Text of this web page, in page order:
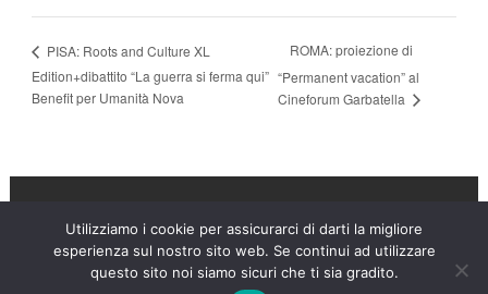
PISA: Roots and Culture XL
Edition+dibattito “La guerra si ferma qui”
Benefit per Umanità Nova
ROMA: proiezione di
“Permanent vacation” al
Cineforum Garbatella
Umanità Nova © 2026
Settimanale anarchico fondato nel 1920 da Errico Malatesta
Utilizziamo i cookie per assicurarci di darti la migliore
esperienza sul nostro sito web. Se continui ad utilizzare
questo sito noi siamo sicuri che ti sia gradito.